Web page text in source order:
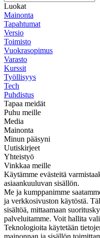
Luokat
Mainonta
Tapahtumat
Versio
Toimisto
Vuokrasopimus
Varasto
Kurssit
Työllisyys
Tech
Puhdistus
Tapaa meidät
Puhu meille
Media
Mainonta
Minun pääsyni
Uutiskirjeet
Yhteistyö
Vinkkaa meille
Käytämme evästeitä
asiaankuuluvan sisällön.
Me ja kumppanimme
ja verkkosivuston käytöstä.
sisältöä, mittaamaan
palveluitamme. Voit hallita
Teknologioita käytetään